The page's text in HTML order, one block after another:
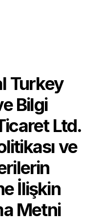
Turkey
Bilgi
Ltd.
ve
İlişkin
Metni